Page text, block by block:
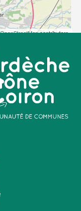
OpenStreetMapcontributors